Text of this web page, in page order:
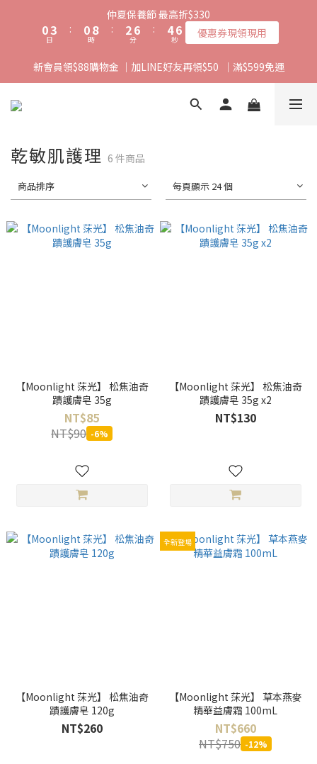
仲夏保養節 最高折$330
03
2
1
0
日
:
08
7
6
5
0
時
:
3
2
1
0
7
6
5
4
3
分
:
5
4
3
2
1
6
5
4
3
2
秒 優惠券現領現用
新會員領$88購物金 ｜加LINE好友再領$50  ｜滿$599免運
乾敏肌護理 6 件商品
商品排序 每頁顯示 24 個
【Moonlight 莯光】 松焦油奇
蹟護膚皂 35g
NT$85
NT$90 -6%
【Moonlight 莯光】 松焦油奇
蹟護膚皂 35g x2
NT$130
【Moonlight 莯光】 松焦油奇
蹟護膚皂 120g
NT$260
全新登場
【Moonlight 莯光】 草本燕麥
精華益膚霜 100mL
NT$660
NT$750 -12%